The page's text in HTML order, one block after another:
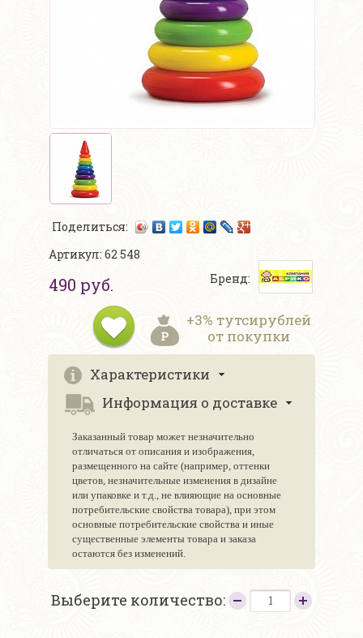
Поделиться:
Артикул: 62 548
490 руб. Бренд:
+3% тутсирублей
от покупки
Характеристики
Информация о доставке
Заказанный товар может незначительно
отличаться от описания и изображения,
размещенного на сайте (например, оттенки
цветов, незначительные изменения в дизайне
или упаковке и т.д., не влияющие на основные
потребительские свойства товара), при этом
основные потребительские свойства и иные
существенные элементы товара и заказа
остаются без изменений.
Выберите количество: